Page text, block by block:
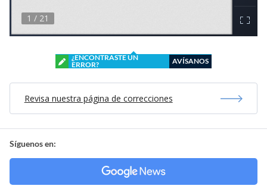
¿ENCONTRASTE UN
ERROR?
AVÍSANOS
Revisa nuestra página de correcciones
Síguenos en: